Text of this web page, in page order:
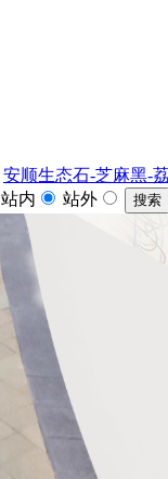
安顺生态石-芝麻黑-
站内
站外